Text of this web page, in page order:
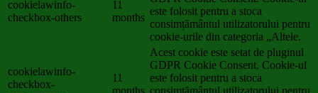
cookielawinfo-
checkbox-others
11
months
este folosit pentru a stoca
consimțământul utilizatorului pentru
cookie-urile din categoria „Altele.
cookielawinfo-
checkbox-
11
months
Acest cookie este setat de pluginul
GDPR Cookie Consent. Cookie-ul
este folosit pentru a stoca
consimțământul utilizatorului pentru